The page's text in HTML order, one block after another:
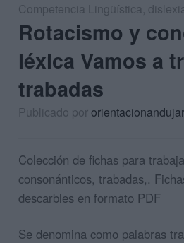
Competencia Lingüística,
Rotacismo y
léxica Vamos a
trabadas
Publicado pororientacionandujar
Colección de fichas para
consonánticos, trabadas,.
descarbles en formato PDF
Se denomina como palabras